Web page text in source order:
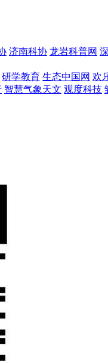
济南科协 龙岩科普网
研学教育 生态中国网 欢
智慧气象天文 观度科技